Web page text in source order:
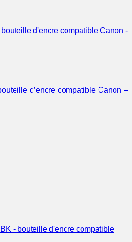
d’encre compatible Canon –